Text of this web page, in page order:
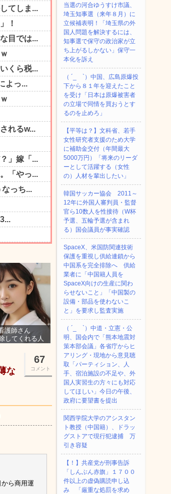
護師さん
してくれる人
67
コメント
な
ら商用運
当選の河合ゆうすけ市議、
埼玉知事選（来年８月）に
立候補表明！「埼玉県の外
国人問題を解決するには、
知事選で保守の政治家が立
ち上がるしかない」保守一
本化を訴え
（ ´_ゝ`）中国、広島原爆投
下から８１年を迎えたこと
を受け「日本は原爆被害者
の立場で同情を買おうとす
るのを止めろ」
【平等は？】文科省、若手
女性研究者支援のため大学
に補助金交付（年間最大
5000万円）「将来のリーダ
ーとして活躍する（女性
の）人材を輩出したい」
韓国サッカー協会 2011～
12年に外国人審判員・監督
官ら10数人を性接待（W杯
予選、五輪予選が含まれ
る）国会議員が事実確認
SpaceX、米国防関連技術
保護を重視し供給連鎖から
中国系を完全排除へ 供給
業者に「中国籍人員を
SpaceX向けの生産に関わ
らせないこと」「中国製の
設備・部品を使わないこ
と」を要求し監査実施
（ ´_ゝ`）中道・立憲・公
明、国会内で「熊本地震対
策本部会議」各省庁からヒ
アリング・現地から意見聴
取「パーティション、人
手、宿泊施設の不足や、外
国人実習生の方々にも対応
してほしい」今日の午後、
政府に要望書を提出
関西学院大学のアシスタン
ト教授（中国籍）、ドラッ
グストアで現行犯逮捕 万
引き容疑
【！】共産党が刑事告訴
「しんぶん赤旗」１７００
件以上の虚偽購読申し込
み 「厳重な処罰を求め